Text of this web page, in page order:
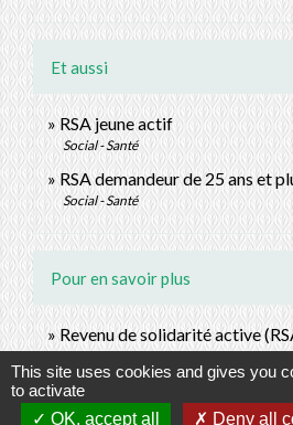
Et aussi
RSA jeune actif
Social - Santé
RSA demandeur de 25 ans et
Social - Santé
Pour en savoir plus
Revenu de solidarité active
This site uses cookies and gives you
to activate
OK, accept all
Deny all